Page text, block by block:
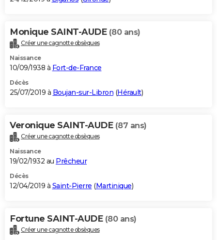
AVIS DE DÉCÈS
Bricolage
Lifestyle
Culture
Sport
Auto
Television
Voyage
Cinema
Monique SAINT-AUDE (80 ans)
Créer une cagnotte obsèques
Naissance
10/09/1938 à Fort-de-France
Décès
25/07/2019 à Boujan-sur-Libron (Hérault)
Veronique SAINT-AUDE (87 ans)
Créer une cagnotte obsèques
Naissance
19/02/1932 au Prêcheur
Décès
12/04/2019 à Saint-Pierre (Martinique)
Fortune SAINT-AUDE (80 ans)
Créer une cagnotte obsèques